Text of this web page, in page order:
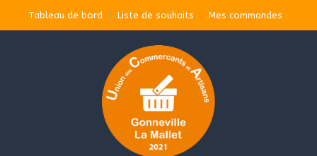
Tableau de bord Liste de souhaits Mes commandes